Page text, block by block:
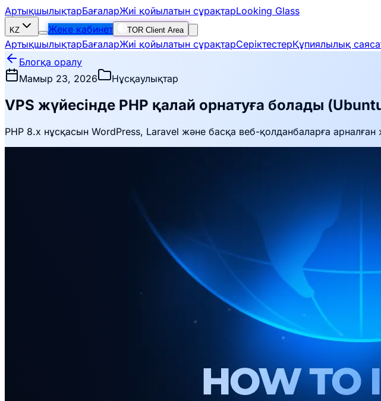
АртықшылықтарБағаларЖиі қойылатын сұрақтарLooking Glass
KZ Жеке кабинет TOR Client Area
АртықшылықтарБағаларЖиі қойылатын сұрақтарСеріктестерҚұпиялылық
Блогқа оралу
Мамыр 23, 2026
Нұсқаулықтар
VPS жүйесінде PHP қалай орнатуға болады
PHP 8.x нұсқасын WordPress, Laravel және басқа веб-қолданбаларға